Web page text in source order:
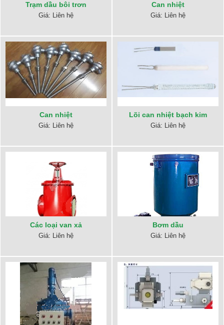
Trạm dầu bôi trơn
Giá: Liên hệ
Can nhiệt
Giá: Liên hệ
Can nhiệt
Giá: Liên hệ
Lõi can nhiệt bạch kim
Giá: Liên hệ
Các loại van xả
Giá: Liên hệ
Bơm dầu
Giá: Liên hệ